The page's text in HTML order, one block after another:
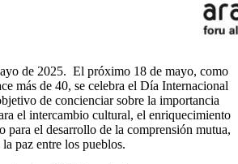
de 2025. El próximo 18 de mayo, como
más de 40, se celebra el Día Internacional
de concienciar sobre la importancia
el intercambio cultural, el enriquecimiento
para el desarrollo de la comprensión mutua,
paz entre los pueblos.